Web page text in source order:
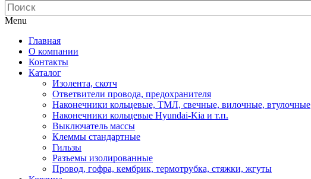
Menu
Главная
О компании
Контакты
Каталог
Изолента, скотч
Ответвители провода, предохранителя
Наконечники кольцевые, ТМЛ, свечные, вилочные, втулочные
Наконечники кольцевые Hyundai-Kia и т.п.
Выключатель массы
Клеммы стандартные
Гильзы
Разъемы изолированные
Провод, гофра, кембрик, термотрубка, стяжки, жгуты